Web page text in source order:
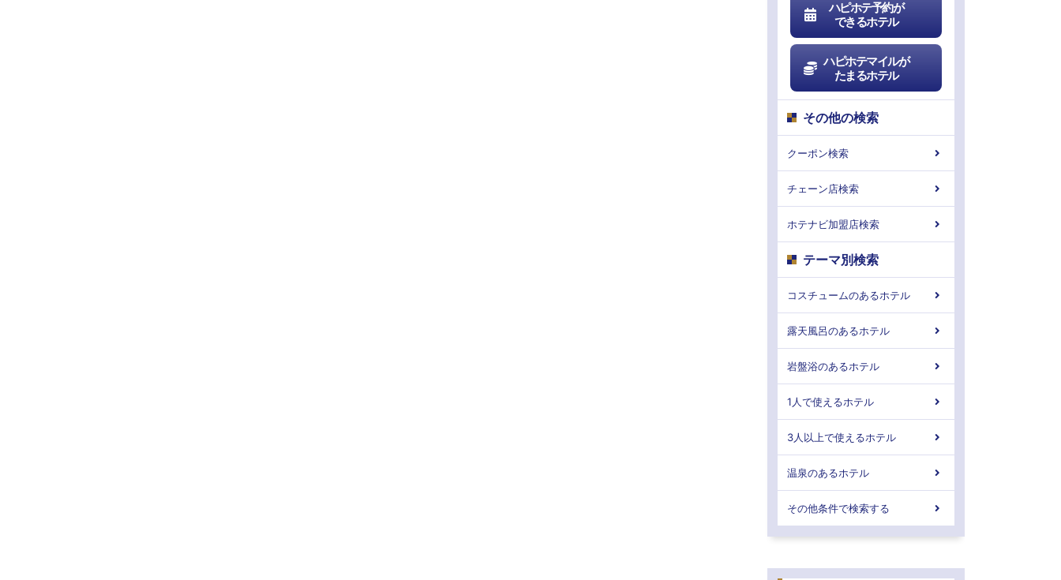
ハピホテ予約が
できるホテル
ハピホテマイルが
たまるホテル
その他の検索
クーポン検索
チェーン店検索
ホテナビ加盟店検索
テーマ別検索
コスチュームのあるホテル
露天風呂のあるホテル
岩盤浴のあるホテル
1人で使えるホテル
3人以上で使えるホテル
温泉のあるホテル
その他条件で検索する